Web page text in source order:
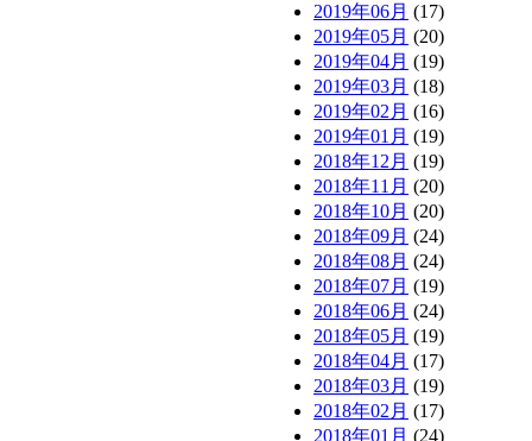
2019年06月 (17)
2019年05月 (20)
2019年04月 (19)
2019年03月 (18)
2019年02月 (16)
2019年01月 (19)
2018年12月 (19)
2018年11月 (20)
2018年10月 (20)
2018年09月 (24)
2018年08月 (24)
2018年07月 (19)
2018年06月 (24)
2018年05月 (19)
2018年04月 (17)
2018年03月 (19)
2018年02月 (17)
2018年01月 (24)